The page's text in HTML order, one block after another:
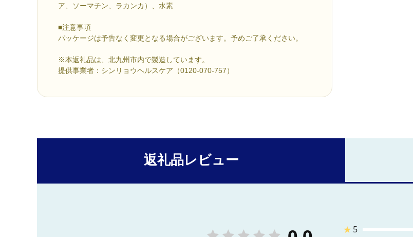
ア、ソーマチン、ラカンカ）、水素
■注意事項
パッケージは予告なく変更となる場合がございます。予めご了承ください。
※本返礼品は、北九州市内で製造しています。
提供事業者：シンリョウヘルスケア（0120-070-757）
返礼品レビュー
★ 5